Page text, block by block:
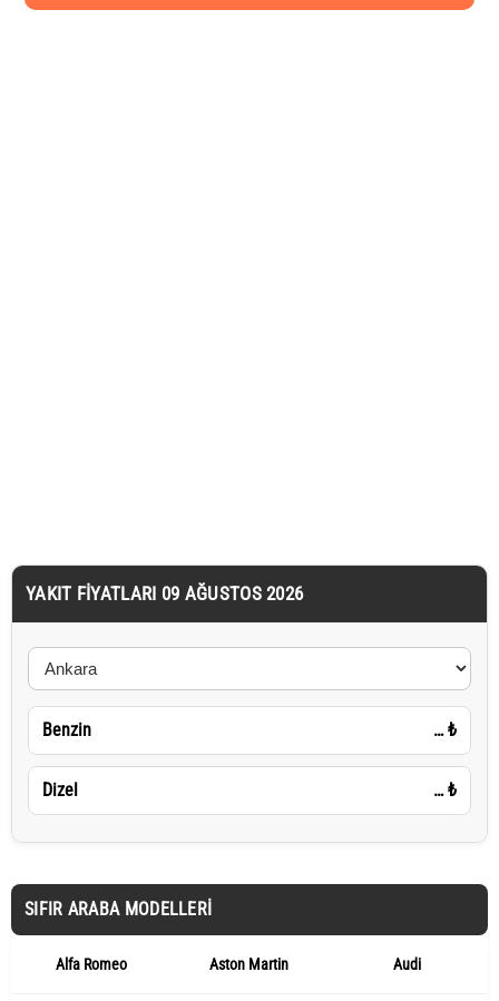
YAKIT FIYATLARI 09 AĞUSTOS 2026
Benzin … ₺
Dizel … ₺
SIFIR ARABA MODELLERI
Alfa Romeo Aston Martin Audi